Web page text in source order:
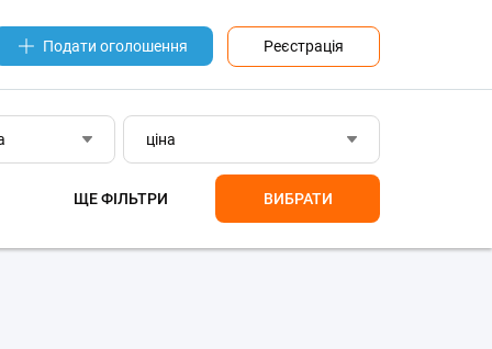
Подати оголошення Реєстрація
ціна
ЩЕ ФІЛЬТРИ ВИБРАТИ